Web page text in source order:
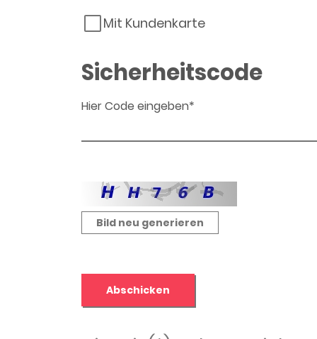
Mit Kundenkarte
Sicherheitscode
Hier Code eingeben*